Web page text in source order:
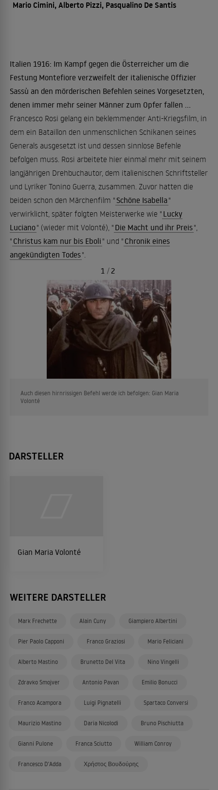
Mario Cimini, Alberto Pizzi, Pasqualino De Santis
Italien 1916: Im Kampf gegen die Österreicher um die
Festung Montefiore verzweifelt der italienische Offizier
Sassù an den mörderischen Befehlen seines Vorgesetzten,
denen immer mehr seiner Männer zum Opfer fallen ...
Francesco Rosi gelang ein beklemmender Anti-Kriegsfilm, in
dem ein Bataillon den unmenschlichen Schikanen seines
Generals ausgesetzt ist und dessen sinnlose Befehle
befolgen muss. Rosi arbeitete hier einmal mehr mit seinem
langjährigen Drehbuchautor, dem italienischen Schriftsteller
und Lyriker Tonino Guerra, zusammen. Zuvor hatten die
beiden schon den Märchenfilm " Schöne Isabella "
verwirklicht, später folgten Meisterwerke wie " Lucky
Luciano" (wieder mit Volonté), " Die Macht und ihr Preis",
" Christus kam nur bis Eboli " und " Chronik eines
angekündigten Todes".
Auch diesen hirnrissigen Befehl werde ich befolgen: Gian Maria
Volonté
1 / 2
DARSTELLER
Gian Maria Volonté
WEITERE DARSTELLER
Mark Frechette Alain Cuny Giampiero Albertini
Pier Paolo Capponi Franco Graziosi Mario Feliciani
Alberto Mastino Brunetto Del Vita Nino Vingelli
Zdravko Smojver Antonio Pavan Emilio Bonucci
Franco Acampora Luigi Pignatelli Spartaco Conversi
Maurizio Mastino Daria Nicolodi Bruno Pischiutta
Gianni Pulone Franca Sciutto William Conroy
Francesco D'Adda Χρήστος Βουδούρης